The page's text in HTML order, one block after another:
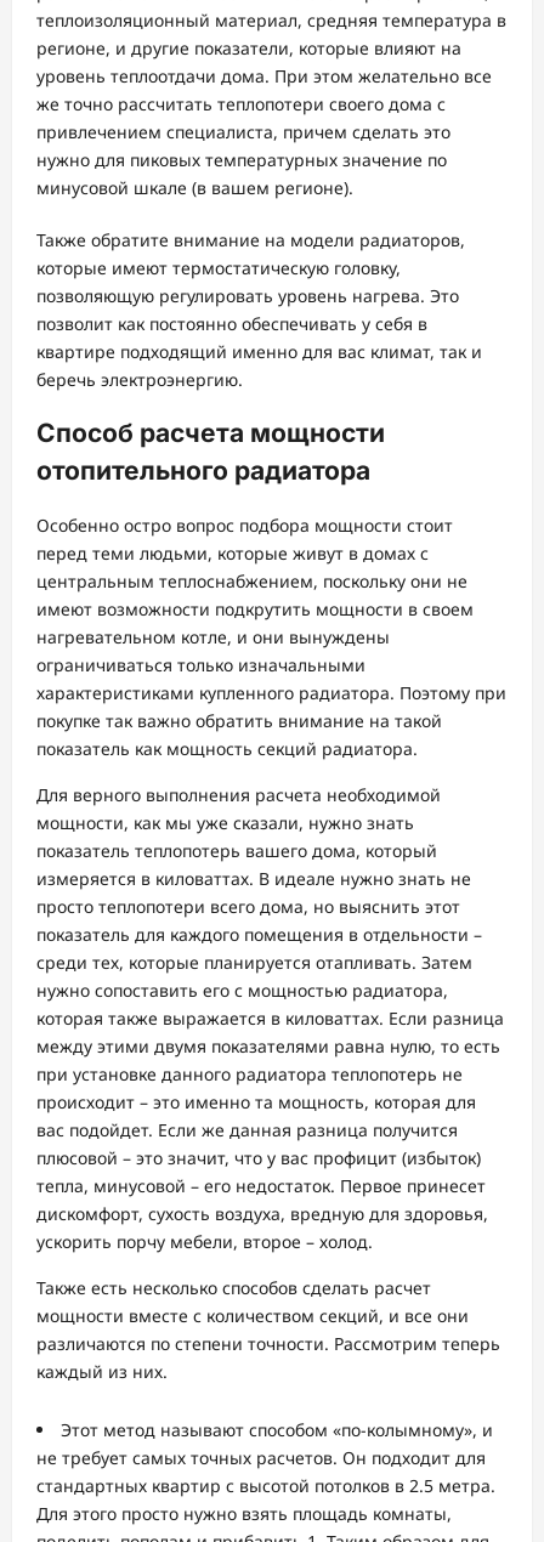
теплоизоляционный материал, средняя температура в
регионе, и другие показатели, которые влияют на
уровень теплоотдачи дома. При этом желательно все
же точно рассчитать теплопотери своего дома с
привлечением специалиста, причем сделать это
нужно для пиковых температурных значение по
минусовой шкале (в вашем регионе).
Также обратите внимание на модели радиаторов,
которые имеют термостатическую головку,
позволяющую регулировать уровень нагрева. Это
позволит как постоянно обеспечивать у себя в
квартире подходящий именно для вас климат, так и
беречь электроэнергию.
Способ расчета мощности
отопительного радиатора
Особенно остро вопрос подбора мощности стоит
перед теми людьми, которые живут в домах с
центральным теплоснабжением, поскольку они не
имеют возможности подкрутить мощности в своем
нагревательном котле, и они вынуждены
ограничиваться только изначальными
характеристиками купленного радиатора. Поэтому при
покупке так важно обратить внимание на такой
показатель как мощность секций радиатора.
Для верного выполнения расчета необходимой
мощности, как мы уже сказали, нужно знать
показатель теплопотерь вашего дома, который
измеряется в киловаттах. В идеале нужно знать не
просто теплопотери всего дома, но выяснить этот
показатель для каждого помещения в отдельности –
среди тех, которые планируется отапливать. Затем
нужно сопоставить его с мощностью радиатора,
которая также выражается в киловаттах. Если разница
между этими двумя показателями равна нулю, то есть
при установке данного радиатора теплопотерь не
происходит – это именно та мощность, которая для
вас подойдет. Если же данная разница получится
плюсовой – это значит, что у вас профицит (избыток)
тепла, минусовой – его недостаток. Первое принесет
дискомфорт, сухость воздуха, вредную для здоровья,
ускорить порчу мебели, второе – холод.
Также есть несколько способов сделать расчет
мощности вместе с количеством секций, и все они
различаются по степени точности. Рассмотрим теперь
каждый из них.
Этот метод называют способом «по-колымному», и
не требует самых точных расчетов. Он подходит для
стандартных квартир с высотой потолков в 2.5 метра.
Для этого просто нужно взять площадь комнаты,